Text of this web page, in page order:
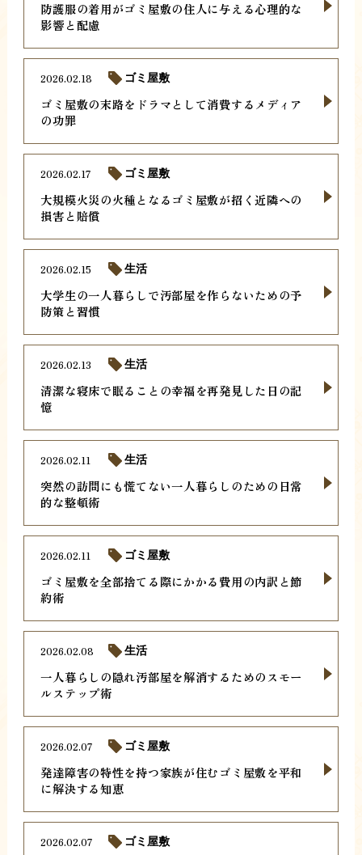
防護服の着用がゴミ屋敷の住人に与える心理的な
影響と配慮
ゴミ屋敷の末路をドラマとして消費するメディア
の功罪
2026.02.18 ゴミ屋敷
大規模火災の火種となるゴミ屋敷が招く近隣への
損害と賠償
2026.02.17 ゴミ屋敷
大学生の一人暮らしで汚部屋を作らないための予
防策と習慣
2026.02.15 生活
清潔な寝床で眠ることの幸福を再発見した日の記
憶
2026.02.13 生活
突然の訪問にも慌てない一人暮らしのための日常
的な整頓術
2026.02.11 生活
ゴミ屋敷を全部捨てる際にかかる費用の内訳と節
約術
2026.02.11 ゴミ屋敷
一人暮らしの隠れ汚部屋を解消するためのスモー
ルステップ術
2026.02.08 生活
発達障害の特性を持つ家族が住むゴミ屋敷を平和
に解決する知恵
2026.02.07 ゴミ屋敷
2026.02.07 ゴミ屋敷